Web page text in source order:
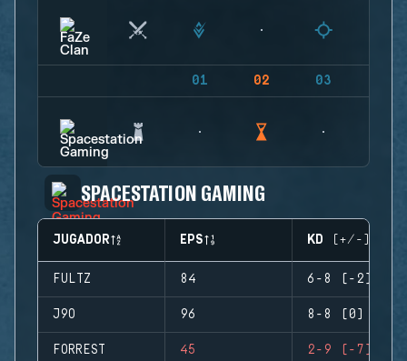
01 02 03
SPACESTATION GAMING
JUGADOR EPS KD (+/-)
FULTZ 84 6-8 (-2)
J9O 96 8-8 (0)
FORREST 45 2-9 (-7)